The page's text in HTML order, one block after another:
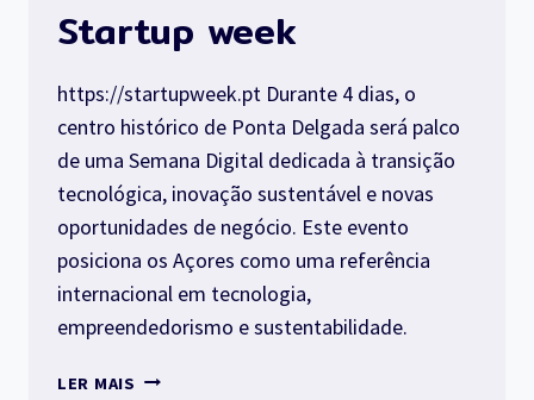
Startup week
https://startupweek.pt Durante 4 dias, o
centro histórico de Ponta Delgada será palco
de uma Semana Digital dedicada à transição
tecnológica, inovação sustentável e novas
oportunidades de negócio. Este evento
posiciona os Açores como uma referência
internacional em tecnologia,
empreendedorismo e sustentabilidade.
LER MAIS STARTUP